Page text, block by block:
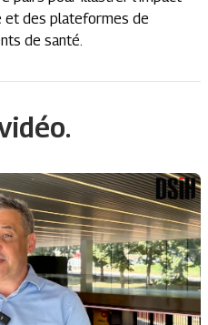
et des plateformes de
de santé.